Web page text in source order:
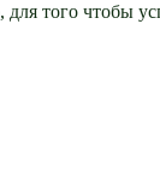
того чтобы